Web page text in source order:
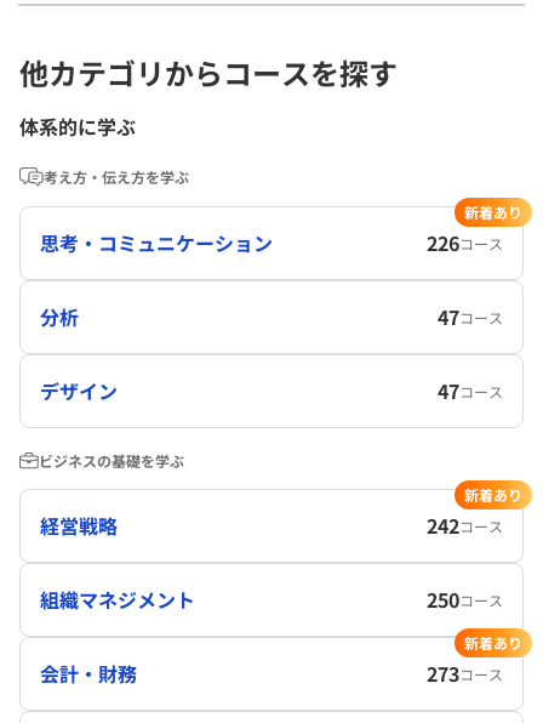
他カテゴリからコースを探す
体系的に学ぶ
考え方・伝え方を学ぶ
思考・コミュニケーション 226コース
新着あり
分析 47コース
デザイン 47コース
ビジネスの基礎を学ぶ
経営戦略 242コース
新着あり
組織マネジメント 250コース
会計・財務 273コース
新着あり